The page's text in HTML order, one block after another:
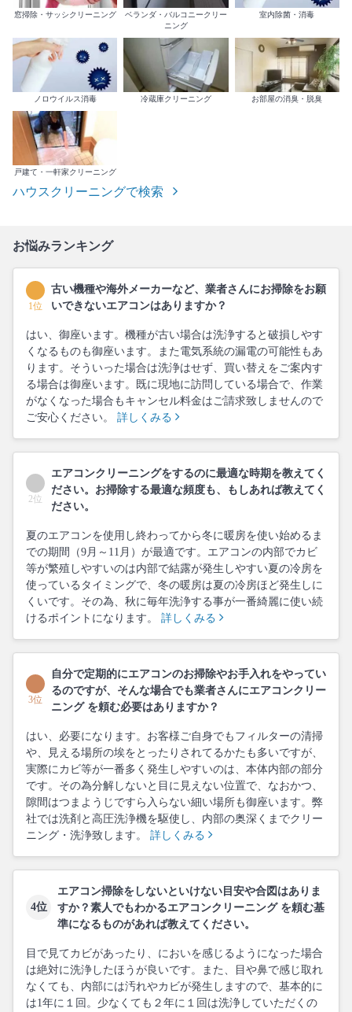
窓掃除・サッシクリーニング
ベランダ・バルコニークリー
ニング
室内除菌・消毒
ノロウイルス消毒 冷蔵庫クリーニング お部屋の消臭・脱臭
戸建て・一軒家クリーニング
ハウスクリーニングで検索
お悩みランキング
1位
古い機種や海外メーカーなど、業者さんにお掃除をお願
いできないエアコンはありますか？
はい、御座います。機種が古い場合は洗浄すると破損しやす
くなるものも御座います。また電気系統の漏電の可能性もあ
ります。そういった場合は洗浄はせず、買い替えをご案内す
る場合は御座います。既に現地に訪問している場合で、作業
がなくなった場合もキャンセル料金はご請求致しませんので
ご安心ください。 詳しくみる
2位
エアコンクリーニングをするのに最適な時期を教えてく
ださい。お掃除する最適な頻度も、もしあれば教えてく
ださい。
夏のエアコンを使用し終わってから冬に暖房を使い始めるま
での期間（9月～11月）が最適です。エアコンの内部でカビ
等が繁殖しやすいのは内部で結露が発生しやすい夏の冷房を
使っているタイミングで、冬の暖房は夏の冷房ほど発生しに
くいです。その為、秋に毎年洗浄する事が一番綺麗に使い続
けるポイントになります。 詳しくみる
3位
自分で定期的にエアコンのお掃除やお手入れをやってい
るのですが、そんな場合でも業者さんにエアコンクリー
ニング を頼む必要はありますか？
はい、必要になります。お客様ご自身でもフィルターの清掃
や、見える場所の埃をとったりされてるかたも多いですが、
実際にカビ等が一番多く発生しやすいのは、本体内部の部分
です。その為分解しないと目に見えない位置で、なおかつ、
隙間はつまようじですら入らない細い場所も御座います。弊
社では洗剤と高圧洗浄機を駆使し、内部の奥深くまでクリー
ニング・洗浄致します。 詳しくみる
4位
エアコン掃除をしないといけない目安や合図はありま
すか？素人でもわかるエアコンクリーニング を頼む基
準になるものがあれば教えてください。
目で見てカビがあったり、においを感じるようになった場合
は絶対に洗浄したほうが良いです。また、目や鼻で感じ取れ
なくても、内部には汚れやカビが発生しますので、基本的に
は1年に１回。少なくても２年に１回は洗浄していただくの